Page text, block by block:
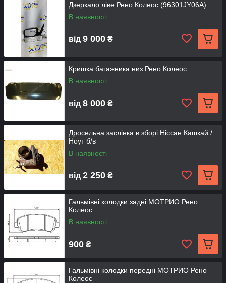
Дзеркало ліве Рено Колеос (96301JY06A)
В наявності
від 9 000 ₴
Кришка багажника низ Рено Колеос
В наявності
від 8 000 ₴
Дросельна заслінка в зборі Ніссан Кашкай /
Ноут б/в
В наявності
від 2 250 ₴
Гальмівні колодки задні МОТРИО Рено
Колеос
В наявності
900 ₴
Гальмівні колодки передні МОТРИО Рено
Колеос